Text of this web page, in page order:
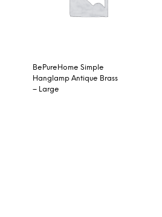
BePureHome Simple
Hanglamp Antique Brass
– Large